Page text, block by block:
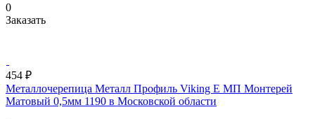
0
Заказать
454 ₽
Металлочерепица Металл Профиль Viking Е МП Монтерей
Матовый 0,5мм 1190 в Московской области